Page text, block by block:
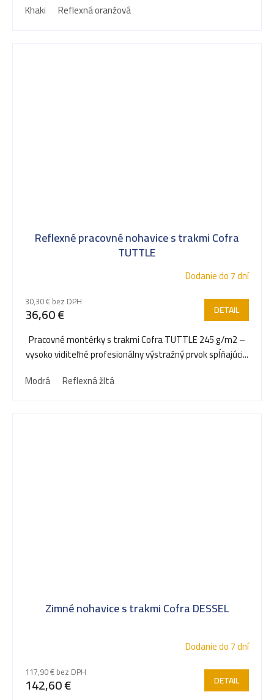
Khaki Reflexná oranžová
Reflexné pracovné nohavice s trakmi Cofra
TUTTLE
Dodanie do 7 dní
30,30 € bez DPH
36,60 € DETAIL
Pracovné montérky s trakmi Cofra TUTTLE 245 g/m2 –
vysoko viditeľné profesionálny výstražný prvok spĺňajúci...
Modrá
Reflexná žltá
Zimné nohavice s trakmi Cofra DESSEL
Dodanie do 7 dní
117,90 € bez DPH
142,60 € DETAIL